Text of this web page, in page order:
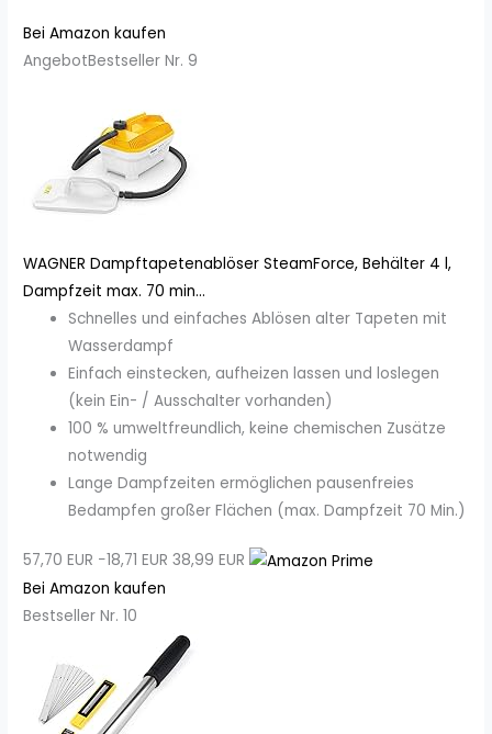
Bei Amazon kaufen
AngebotBestseller Nr. 9
WAGNER Dampftapetenablöser SteamForce, Behälter 4 l,
Dampfzeit max. 70 min...
Schnelles und einfaches Ablösen alter Tapeten mit
Wasserdampf
Einfach einstecken, aufheizen lassen und loslegen
(kein Ein- / Ausschalter vorhanden)
100 % umweltfreundlich, keine chemischen Zusätze
notwendig
Lange Dampfzeiten ermöglichen pausenfreies
Bedampfen großer Flächen (max. Dampfzeit 70 Min.)
57,70 EUR −18,71 EUR 38,99 EUR
Bei Amazon kaufen
Bestseller Nr. 10